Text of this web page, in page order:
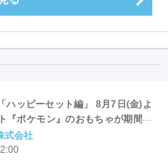
ハッピーセット編」 8月7日(金)よ
『ポケモン』のおもちゃが期間限
式会社